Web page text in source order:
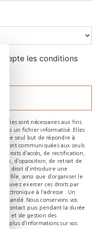
Masquer le
les conditions
sont nécessaires aux fins
un fichier informatisé. Elles
le seul but de répondre à
seront communiquées aux seuls
droits d’accès, de rectification,
d’opposition, de retrait de
du droit d’introduire une
ainsi que d’organiser le
pouvez exercer ces droits par
à l'adresse . Un
Nous conservons vos
contact puis pendant la durée
et de gestion des
plus d’informations sur vos